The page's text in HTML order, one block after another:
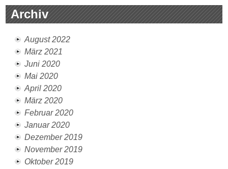
Archiv
August 2022
März 2021
Juni 2020
Mai 2020
April 2020
März 2020
Februar 2020
Januar 2020
Dezember 2019
November 2019
Oktober 2019